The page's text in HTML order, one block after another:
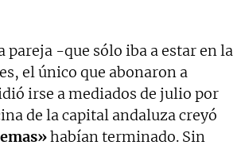
pareja -que sólo iba a estar en la
el único que abonaron a
irse a mediados de julio por
de la capital andaluza creyó
habían terminado. Sin